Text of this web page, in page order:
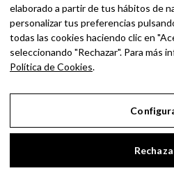
BUSCAR POR:
Ingresa las palabras de la
Enter.
elaborado a partir de tus hábitos de
personalizar tus preferencias
todas las cookies haciendo clic en
seleccionando "Rechazar". Para más
Política de Cookies.
Aviso
Política de